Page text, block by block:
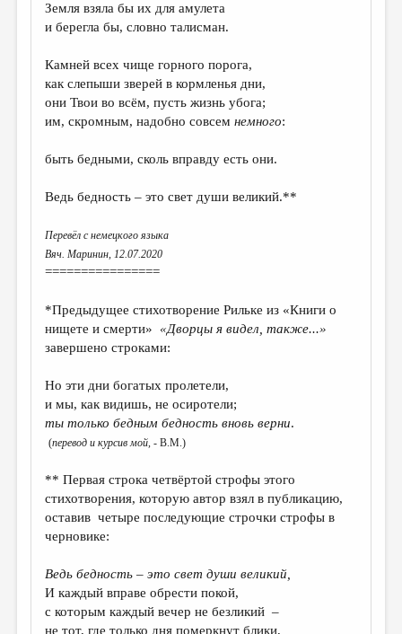
ДЕТСКАЯ КОМНАТА
ОБЗОР ЛИТЕРАТУРЫ
СТРАНИЦЫ ПАМЯТИ
РЕДКОЛЛЕГИЯ
ОТ РЕДАКЦИИ
МАЛАЯ ПРОЗА
ЭССЕИСТИКА
ЛИТЕРАТУРОВЕДЕНИЕ
ПУБЛИЦИСТИКА
РЕЦЕНЗИРОВАНИЕ
ТРЕДИАКОВСКИЙ
МЕДИА
Земля взяла бы их для амулета
и берегла бы, словно талисман.
Камней всех чище горного порога,
как слепыши зверей в кормленья дни,
они Твои во всём, пусть жизнь убога;
им, скромным, надобно совсемнемного:
быть бедными, сколь вправду есть они.
Ведь бедность – это свет души великий.**
Перевёл с немецкого языка
Вяч. Маринин, 12.07.2020
================
*Предыдущее стихотворение Рильке из «Книги о
нищете и смерти»
«Дворцы я видел, также...»
завершено строками:
Но эти дни богатых пролетели,
и мы, как видишь, не осиротели;
ты только бедным бедность вновь верни.
(перевод и курсив мой, - В.М.)
** Первая строка четвёртой строфы этого
стихотворения, которую автор взял в публикацию,
оставив четыре последующие строчки строфы в
черновике:
Ведь бедность – это свет души великий,
И каждый вправе обрести покой,
с которым каждый вечер не безликий –
не тот, где только дня померкнут блики,